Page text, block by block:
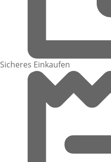
Sicheres Einkaufen